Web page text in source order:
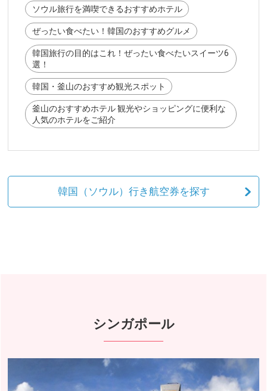
ソウル旅行を満喫できるおすすめホテル
ぜったい食べたい！韓国のおすすめグルメ
韓国旅行の目的はこれ！ぜったい食べたいスイーツ6
選！
韓国・釜山のおすすめ観光スポット
釜山のおすすめホテル 観光やショッピングに便利な
人気のホテルをご紹介
韓国（ソウル）行き航空券を探す
シンガポール